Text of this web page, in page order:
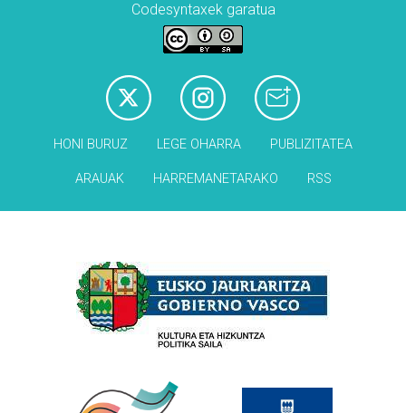
Codesyntaxek garatua
HONI BURUZ LEGE OHARRA PUBLIZITATEA
ARAUAK HARREMANETARAKO RSS